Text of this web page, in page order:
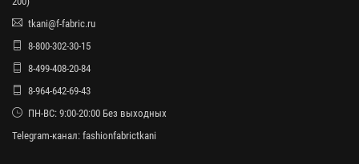
tkani@f-fabric.ru
8-800-302-30-15
8-499-408-20-84
8-964-642-69-43
ПН-ВС: 9:00-20:00 Без выходных
Telegram-канал: fashionfabrictkani